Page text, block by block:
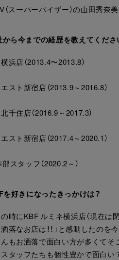
（スーパーバイザー）の山田秀奈
ら今までの経歴を教えてくださ
浜店（2013.4〜2013.8）
スト新宿店（2013.9～2016.8）
千住店（2016.9～2017.3）
スト新宿店（2017.4～2020.1）
スタッフ（2020.2～）
好きになったきっかけは？
時にKBF ルミネ横浜店（現在は
落なお店は！！」と感動したのを
もお洒落で面白い方が多くてそ
タッフたちも個性豊かで面白い